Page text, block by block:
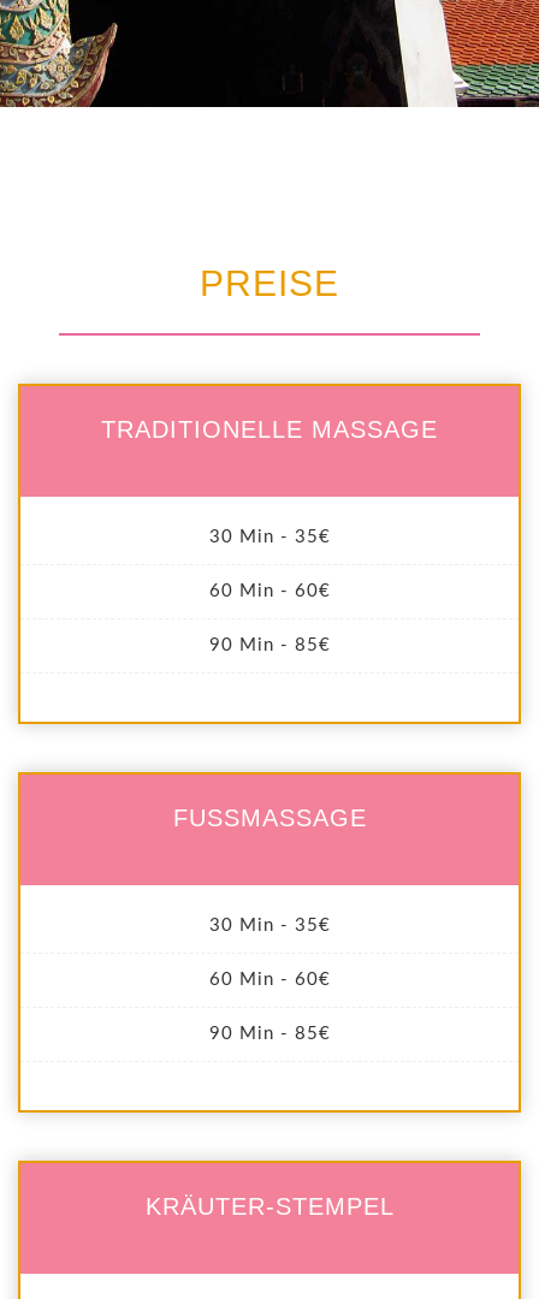
PREISE
TRADITIONELLE MASSAGE
30 Min - 35€
60 Min - 60€
90 Min - 85€
FUSSMASSAGE
30 Min - 35€
60 Min - 60€
90 Min - 85€
KRÄUTER-STEMPEL